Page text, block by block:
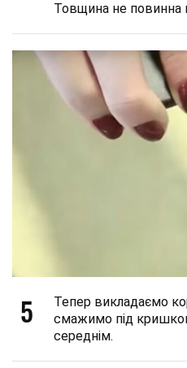
Товщина не
5
Тепер викладаємо
смажимо під
середнім.